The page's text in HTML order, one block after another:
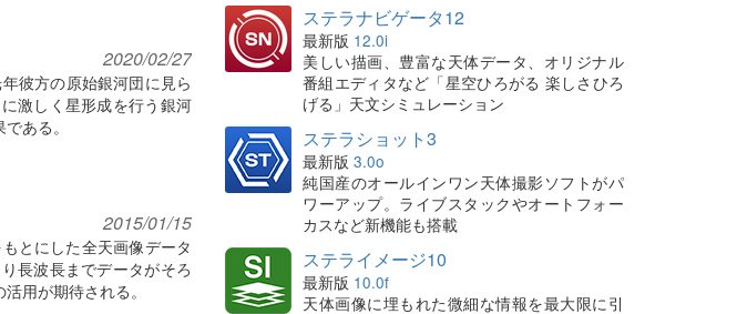
2020/02/27
彼方の原始銀河団に見ら
激しく星形成を行う銀河
ある。
2015/01/15
とにした全天画像データ
長波長までデータがそろ
用が期待される。
ステラナビゲータ12
最新版 12.0i
美しい描画、豊富な天体データ、オリジナル
番組エディタなど「星空ひろがる 楽しさひろ
げる」天文シミュレーション
ステラショット3
最新版 3.0o
純国産のオールインワン天体撮影ソフトがパ
ワーアップ。ライブスタックやオートフォー
カスなど新機能も搭載
ステライメージ10
最新版 10.0f
天体画像に埋もれた微細な情報を最大限に引